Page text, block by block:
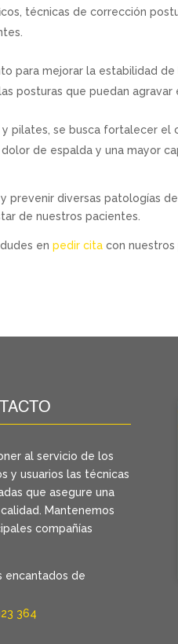
técnicas de corrección
para mejorar la estabilidad
posturas que puedan agravar
pilates, se busca fortalecer el
de espalda y una mayor
prevenir diversas patologías
de nuestros pacientes.
dudes enpedir cita con nuestros
al servicio de los
y usuarios las técnicas
que asegure una
Mantenemos
compañías
encantados de
364